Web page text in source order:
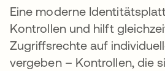
Eine moderne
Kontrollen und hilft
Zugriffsrechte auf
vergeben – Kontrollen, die